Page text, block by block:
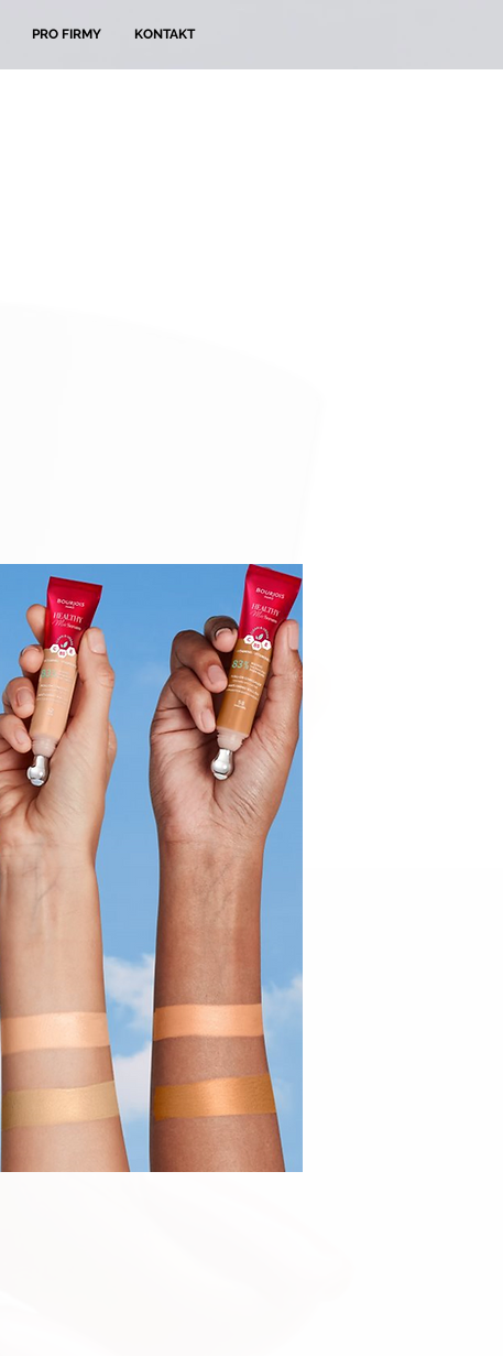
PRO FIRMY KONTAKT